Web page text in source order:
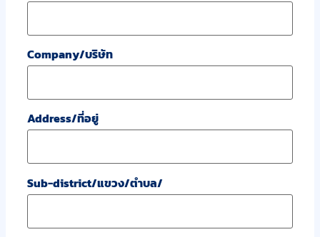
Company/บริษัท
Address/ที่อยู่
Sub-district/แขวง/ตำบล/